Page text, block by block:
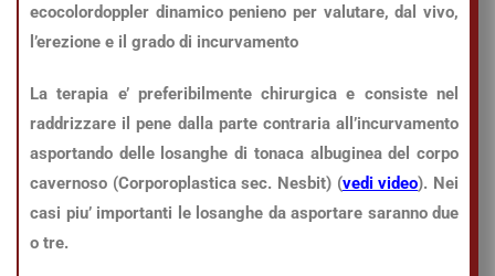
ecocolordoppler dinamico penieno per valutare, dal vivo,
l’erezione e il grado di incurvamento
La terapia e’ preferibilmente chirurgica e consiste nel
raddrizzare il pene dalla parte contraria all’incurvamento
asportando delle losanghe di tonaca albuginea del corpo
cavernoso (Corporoplastica sec. Nesbit) (vedi video). Nei
casi piu’ importanti le losanghe da asportare saranno due
o tre.